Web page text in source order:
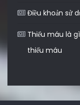
Điều khoản sử
Thiếu máu là
thiếu máu